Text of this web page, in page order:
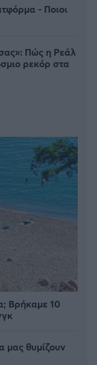
- Ποιοι
Πώς η Ρεάλ
ρεκόρ στα
Βρήκαμε 10
μας θυμίζουν